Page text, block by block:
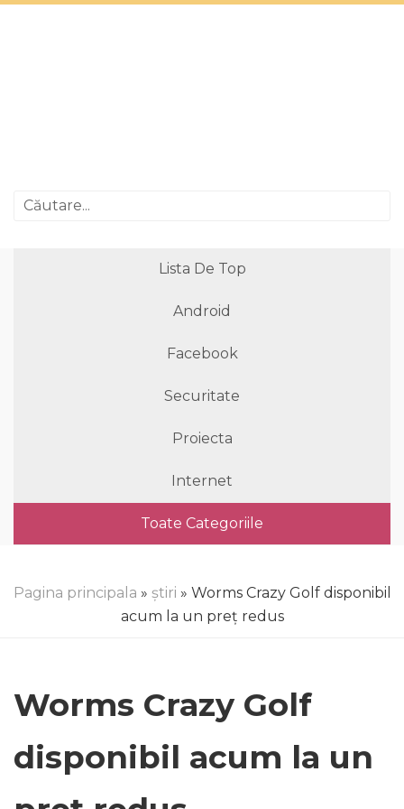
Lista De Top
Android
Facebook
Securitate
Proiecta
Internet
Toate Categoriile
Pagina principala » știri » Worms Crazy Golf disponibil
acum la un preț redus
Worms Crazy Golf
disponibil acum la un